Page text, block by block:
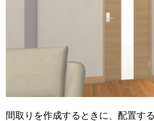
間取りを作成するときに、配置す